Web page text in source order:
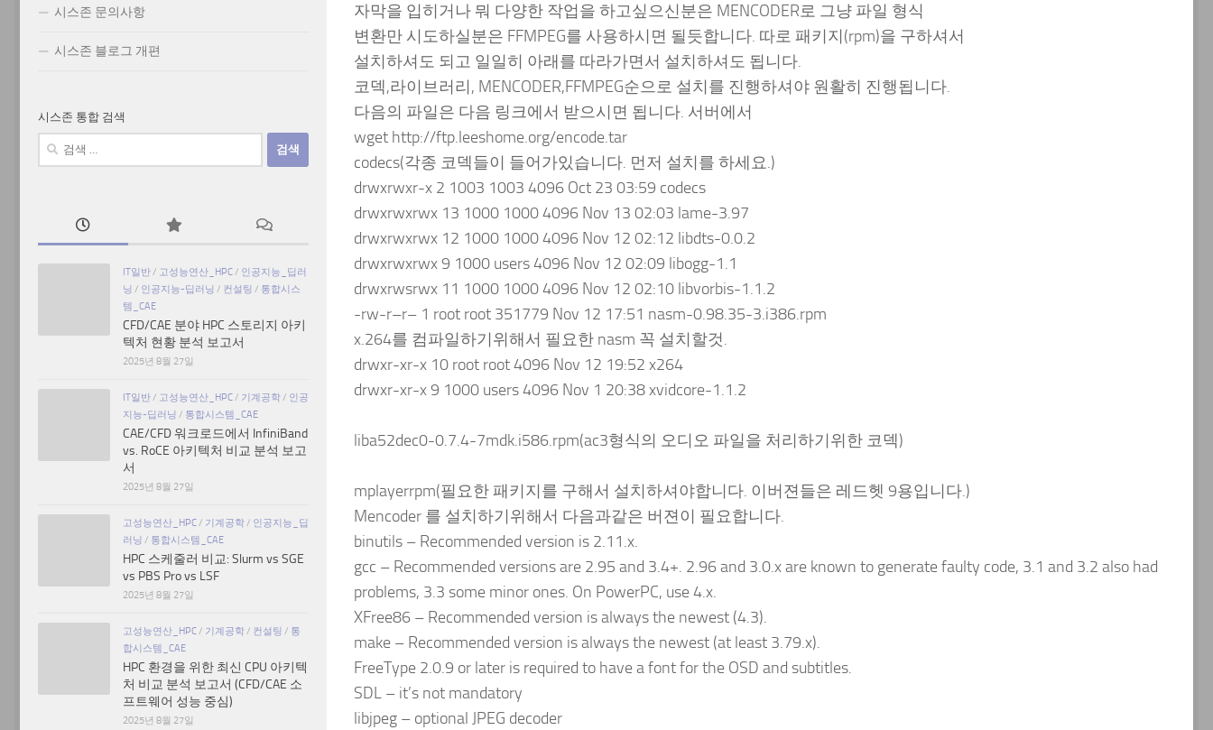
자막을 입히거나 뭐 다양한 작업을 하고싶으신분은 MENCODER로 그냥 파일 형식
변환만 시도하실분은 FFMPEG를 사용하시면 될듯합니다. 따로 패키지(rpm)을 구하셔서
설치하셔도 되고 일일히 아래를 따라가면서 설치하셔도 됩니다.
코덱,라이브러리, MENCODER,FFMPEG순으로 설치를 진행하셔야 원활히 진행됩니다.
다음의 파일은 다음 링크에서 받으시면 됩니다. 서버에서
wget http://ftp.leeshome.org/encode.tar
codecs(각종 코덱들이 들어가있습니다. 먼저 설치를 하세요.)
drwxrwxr-x 2 1003 1003 4096 Oct 23 03:59 codecs
drwxrwxrwx 13 1000 1000 4096 Nov 13 02:03 lame-3.97
drwxrwxrwx 12 1000 1000 4096 Nov 12 02:12 libdts-0.0.2
drwxrwxrwx 9 1000 users 4096 Nov 12 02:09 libogg-1.1
drwxrwsrwx 11 1000 1000 4096 Nov 12 02:10 libvorbis-1.1.2
-rw-r–r– 1 root root 351779 Nov 12 17:51 nasm-0.98.35-3.i386.rpm
x.264를 컴파일하기위해서 필요한 nasm 꼭 설치할것.
drwxr-xr-x 10 root root 4096 Nov 12 19:52 x264
drwxr-xr-x 9 1000 users 4096 Nov 1 20:38 xvidcore-1.1.2
liba52dec0-0.7.4-7mdk.i586.rpm(ac3형식의 오디오 파일을 처리하기위한 코덱)
mplayerrpm(필요한 패키지를 구해서 설치하셔야합니다. 이버젼들은 레드헷 9용입니다.)
Mencoder 를 설치하기위해서 다음과같은 버젼이 필요합니다.
binutils – Recommended version is 2.11.x.
gcc – Recommended versions are 2.95 and 3.4+. 2.96 and 3.0.x are known to generate faulty code, 3.1 and 3.2 also had
problems, 3.3 some minor ones. On PowerPC, use 4.x.
XFree86 – Recommended version is always the newest (4.3).
make – Recommended version is always the newest (at least 3.79.x).
FreeType 2.0.9 or later is required to have a font for the OSD and subtitles.
SDL – it’s not mandatory
libjpeg – optional JPEG decoder
시스존 문의사항
시스존 블로그 개편
시스존 통합 검색
검
IT일반/ 고성능연산_HPC/ 인공지능_딥러
닝 / 인공지능-딥러닝 / 컨설팅 / 통합시스
템_CAE
CFD/CAE 분야 HPC 스토리지 아키
텍처 현황 분석 보고서
2025년 8월 27일
IT일반/ 고성능연산_HPC/ 기계공학/ 인공
지능-딥러닝 / 통합시스템_CAE
CAE/CFD 워크로드에서 InfiniBand
vs. RoCE 아키텍처 비교 분석 보고
서
2025년 8월 27일
고성능연산_HPC/ 기계공학/ 인공지능_딥
러닝 / 통합시스템_CAE
HPC 스케줄러 비교: Slurm vs SGE
vs PBS Pro vs LSF
2025년 8월 27일
고성능연산_HPC/ 기계공학/ 컨설팅 / 통
합시스템_CAE
HPC 환경을 위한 최신 CPU 아키텍
처 비교 분석 보고서 (CFD/CAE 소
프트웨어 성능 중심)
2025년 8월 27일